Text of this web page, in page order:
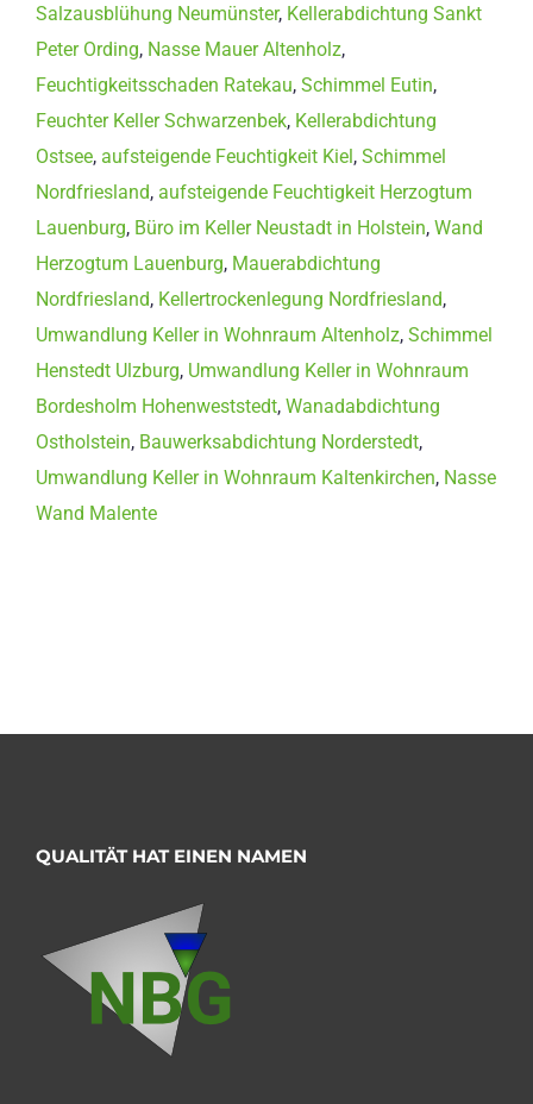
Salzausblühung Neumünster, Kellerabdichtung Sankt
Peter Ording, Nasse Mauer Altenholz,
Feuchtigkeitsschaden Ratekau, Schimmel Eutin,
Feuchter Keller Schwarzenbek, Kellerabdichtung
Ostsee, aufsteigende Feuchtigkeit Kiel, Schimmel
Nordfriesland, aufsteigende Feuchtigkeit Herzogtum
Lauenburg, Büro im Keller Neustadt in Holstein, Wand
Herzogtum Lauenburg, Mauerabdichtung
Nordfriesland, Kellertrockenlegung Nordfriesland,
Umwandlung Keller in Wohnraum Altenholz, Schimmel
Henstedt Ulzburg, Umwandlung Keller in Wohnraum
Bordesholm Hohenweststedt, Wanadabdichtung
Ostholstein, Bauwerksabdichtung Norderstedt,
Umwandlung Keller in Wohnraum Kaltenkirchen, Nasse
Wand Malente
QUALITÄT HAT EINEN NAMEN